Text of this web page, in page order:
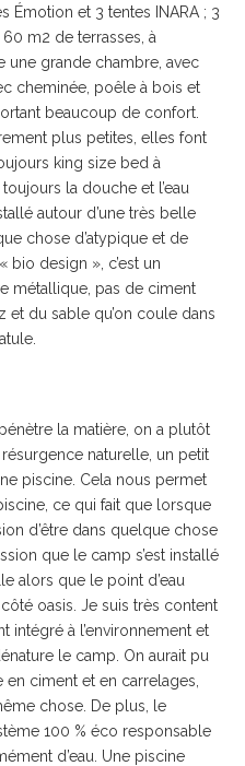
Émotion et 3 tentes INARA ; 3
m2 de terrasses, à
une grande chambre, avec
cheminée, poêle à bois et
beaucoup de confort.
plus petites, elles font
king size bed à
la douche et l’eau
autour d’une très belle
chose d’atypique et de
bio design », c’est un
métallique, pas de ciment
et du sable qu’on coule dans
la matière, on a plutôt
résurgence naturelle, un petit
piscine. Cela nous permet
ce qui fait que lorsque
d’être dans quelque chose
que le camp s’est installé
alors que le point d’eau
oasis. Je suis très content
intégré à l’environnement et
le camp. On aurait pu
ciment et en carrelages,
chose. De plus, le
100 % éco responsable
d’eau. Une piscine